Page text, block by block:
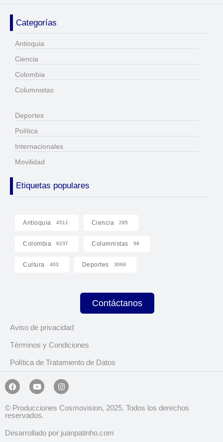
Categorías
Antioquia
Ciencia
Colombia
Columnistas
Deportes
Política
Internacionales
Movilidad
Etiquetas populares
Antioquia 4511 Ciencia 285
Colombia 6237 Columnistas 58
Cultura 403 Deportes 3069
Contáctanos
Aviso de privacidad
Términos y Condiciones
Política de Tratamiento de Datos
© Producciones Cosmovision, 2025. Todos los derechos
reservados.
Desarrollado por juanpatinho.com